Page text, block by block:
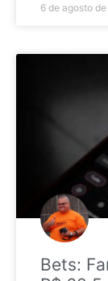
6 de agosto
Bets: